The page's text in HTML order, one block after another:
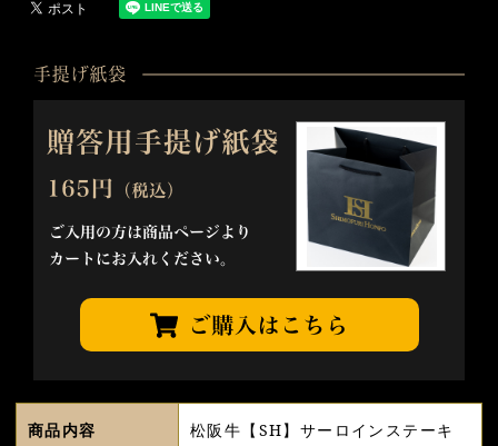
商品内容
松阪牛【SH】サーロインステーキ